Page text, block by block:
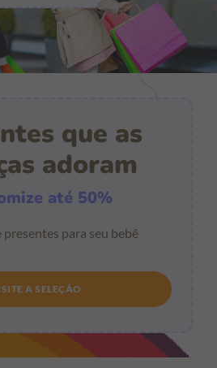
que as
adoram
até 50%
presentes para seu bebê
A SELEÇÃO